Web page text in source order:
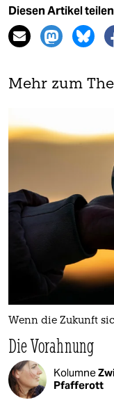
Diesen Artikel teilen
Mehr zum
Wenn die Zukunft
Die Vorahnung
Kolumne
Pfafferott